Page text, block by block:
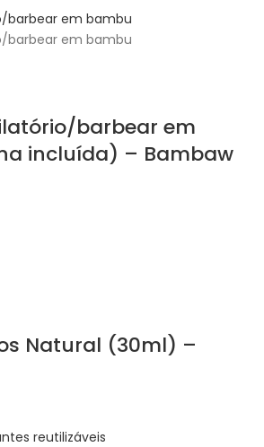
barbear em
incluída) – Bambaw
Natural (30ml) –